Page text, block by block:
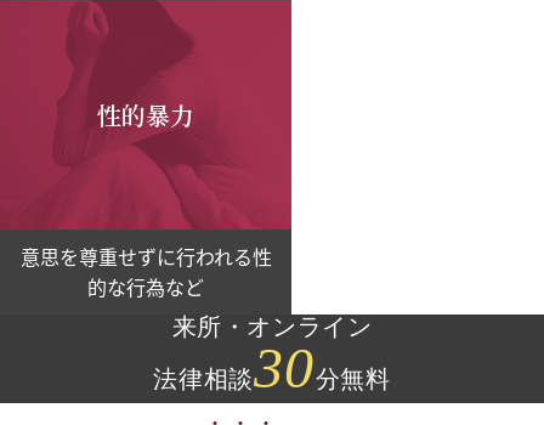
性的暴力
意思を尊重せずに行われる性
的な行為など
来所・オンライン
法律相談30分無料